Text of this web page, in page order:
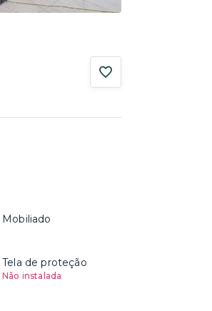
Mobiliado
Tela de proteção
Não instalada